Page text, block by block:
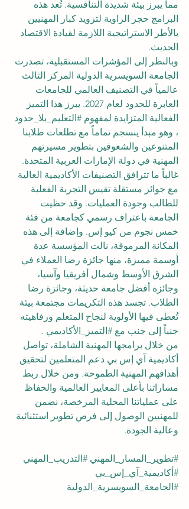
مما يبرز بيئة شديدة التنافسية. تُعد هذه
البرامج حجر الزاوية لتزويد كبار المهنيين
بالأطر الاستراتيجية اللازمة لقيادة الاقتصاد
الحديث.
وبالنظر إلى المؤشرات المستقبلية، تصدرت
الجامعة السويسرية الدولية المركز الثالث
عالمياً في التصنيف العالمي للجامعات
العابرة للحدود لعام 2027. يبرز هذا التميز
الفعالية المتزايدة لمفهوم #التعليم_بلا_حدود
، وهو مبدأ ينسجم تماماً مع تطلعات طلابنا
المتنوعين والشغوفين بتطوير مسيرتهم
المهنية في دولة الإمارات العربية المتحدة.
غالباً ما تترافق التصنيفات الأكاديمية العالية
مع جوائز مستقلة تقيس التجربة الفعلية
للطالب وجودة العمليات. وقد حظيت
الجامعة باعتراف رسمي كجامعة من فئة
خمس نجوم من كيو إس. وإضافة إلى هذه
المكانة المرموقة، نالت المؤسسة عدة
أوسمة مميزة، منها جائزة رضا العملاء في
الشرق الأوسط وشمال أفريقيا وآسيا،
وجائزة أفضل جامعة حديثة، وجائزة رضا
الطلاب. تجسد هذه التكريمات مجتمعة بيئة
تُعطى فيها الأولوية لنجاح المتعلم ورفاهيته
جنباً إلى جنب مع #التميز_الأكاديمي .
من خلال برامجها المهنية الشاملة، تواصل
أكاديمية آي إس بي دعم المتعلمين لتحقيق
أهدافهم المهنية الطموحة. ومن خلال ربط
مساراتنا بأعلى المعايير العالمية والحفاظ
على عملياتنا المحلية المرخصة، نضمن
للمهنيين الوصول إلى فرص تطوير استثنائية
وعالية الجودة.
#تطوير_المسار_المهني #التدريب_المهني
#أكاديمية_آي_إس_بي
#الجامعة_السويسرية_الدولية